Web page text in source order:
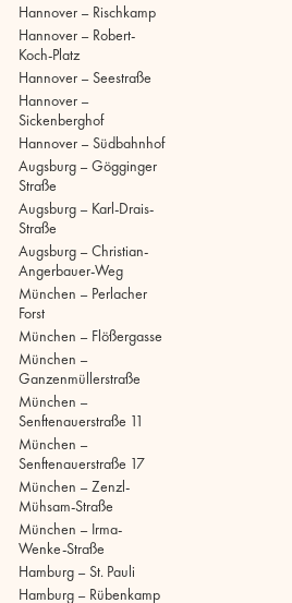
Hannover – Rischkamp
Hannover – Robert-
Koch-Platz
Hannover – Seestraße
Hannover –
Sickenberghof
Hannover – Südbahnhof
Augsburg – Gögginger
Straße
Augsburg – Karl-Drais-
Straße
Augsburg – Christian-
Angerbauer-Weg
München – Perlacher
Forst
München – Flößergasse
München –
Ganzenmüllerstraße
München –
Senftenauerstraße 11
München –
Senftenauerstraße 17
München – Zenzl-
Mühsam-Straße
München – Irma-
Wenke-Straße
Hamburg – St. Pauli
Hamburg – Rübenkamp